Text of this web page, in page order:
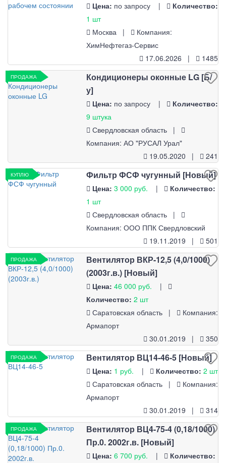
Цена: по запросу |
Количество:
1 шт
Москва |
Компания:
ХимНефтегаз-Сервис
17.06.2026 |
1485
ПРОДАЖА
Кондиционеры оконные LG [Б/
у]
Цена: по запросу |
Количество:
9 штука
Свердловская область |
Компания: АО "РУСАЛ Урал"
19.05.2020 |
241
КУПЛЮ Фильтр ФСФ чугунный [Новый]
Цена: 3 000 руб. |
Количество:
1 шт
Свердловская область |
Компания: ООО ППК Свердловский
19.11.2019 |
501
ПРОДАЖА
Вентилятор ВКР-12,5 (4,0/1000)
(2003г.в.) [Новый]
Цена: 46 000 руб. |
Количество: 2 шт
Саратовская область |
Компания:
Армапорт
30.01.2019 |
350
ПРОДАЖА Вентилятор ВЦ14-46-5 [Новый]
Цена: 1 руб. | Количество: 2 шт
Саратовская область |
Компания:
Армапорт
30.01.2019 |
314
ПРОДАЖА
Вентилятор ВЦ4-75-4 (0,18/1000)
Пр.0. 2002г.в. [Новый]
Цена: 6 700 руб. |
Количество: